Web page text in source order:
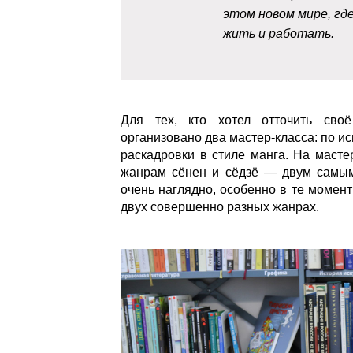
этом новом мире,
жить и работать.
Для тех, кто хотел отточить
организовано два мастер-класса: по
раскадровки в стиле манга. На
жанрам сёнен и сёдзё — двум
очень наглядно, особенно в те
двух совершенно разных жанрах.